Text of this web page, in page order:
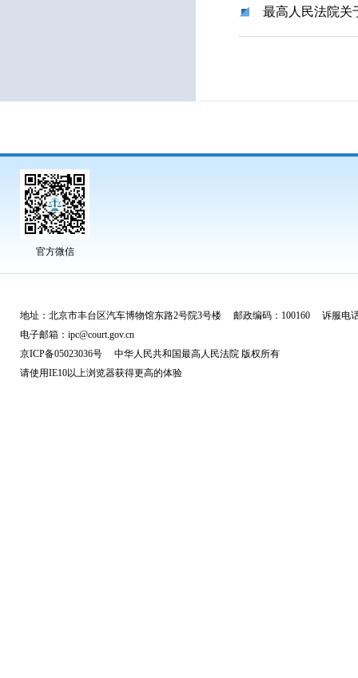
最高人民法院关
官方微信
地址：北京市丰台区汽车博物馆东路2号院3号楼 邮政编码：100160 诉服电
电子邮箱：ipc@court.gov.cn
京ICP备05023036号 中华人民共和国最高人民法院 版权所有
请使用IE10以上浏览器获得更高的体验